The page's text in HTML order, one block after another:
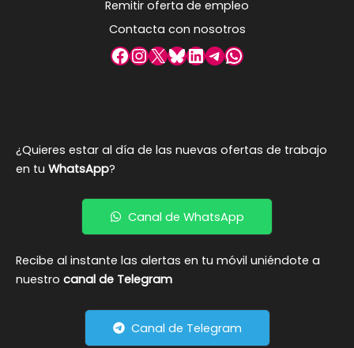
Remitir oferta de empleo
Contacta con nosotros
Facebook
Instagram
X Bluesky
LinkedIn
Telegram
WhatsApp
¿Quieres estar al día de las nuevas ofertas de trabajo
en tu WhatsApp?
Canal de WhatsApp
Recibe al instante las alertas en tu móvil uniéndote a
nuestro canal de Telegram
Canal de Telegram